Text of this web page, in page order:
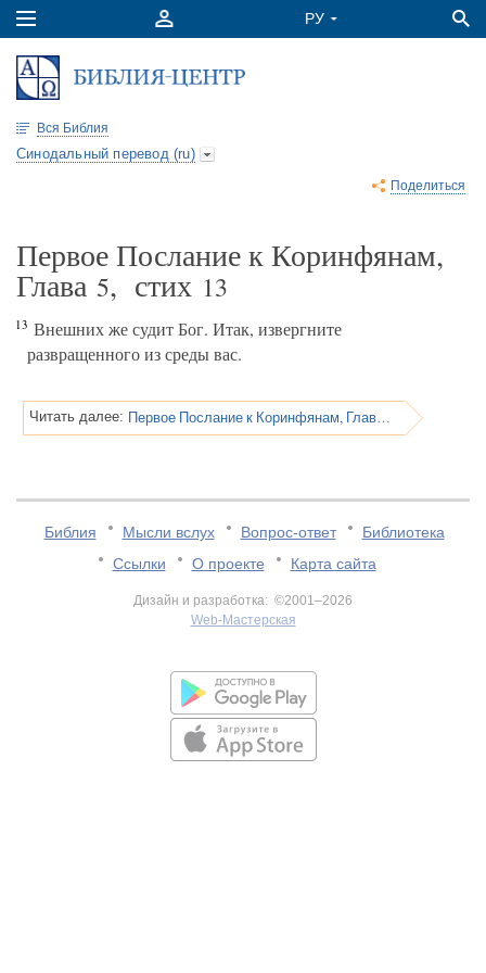
Вся Библия
Синодальный перевод (ru)
Поделиться
Первое Послание к Коринфянам,
Глава 5, стих 13
13 Внешних же судит Бог. Итак, извергните
развращенного из среды вас.
Читать далее: Первое Послание к Коринфянам, Глава 6
Библия Мысли вслух Вопрос-ответ
Библиотека
Ссылки
О проекте Карта сайта
Дизайн и разработка: ©2001–2026
Web-Мастерская